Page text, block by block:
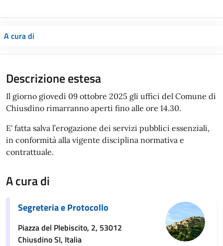
A cura di
Descrizione estesa
Il giorno giovedì 09 ottobre 2025 gli uffici del Comune di
Chiusdino rimarranno aperti fino alle ore 14.30.
E' fatta salva l’erogazione dei servizi pubblici essenziali,
in conformità alla vigente disciplina normativa e
contrattuale.
A cura di
Segreteria e Protocollo
Piazza del Plebiscito, 2, 53012
Chiusdino SI, Italia